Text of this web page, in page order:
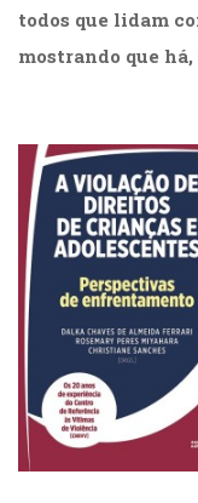
todos que lidam
mostrando que